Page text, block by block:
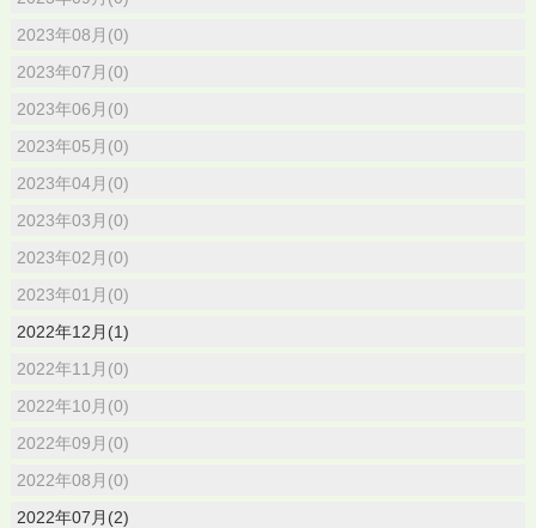
2023年08月(0)
2023年07月(0)
2023年06月(0)
2023年05月(0)
2023年04月(0)
2023年03月(0)
2023年02月(0)
2023年01月(0)
2022年12月(1)
2022年11月(0)
2022年10月(0)
2022年09月(0)
2022年08月(0)
2022年07月(2)